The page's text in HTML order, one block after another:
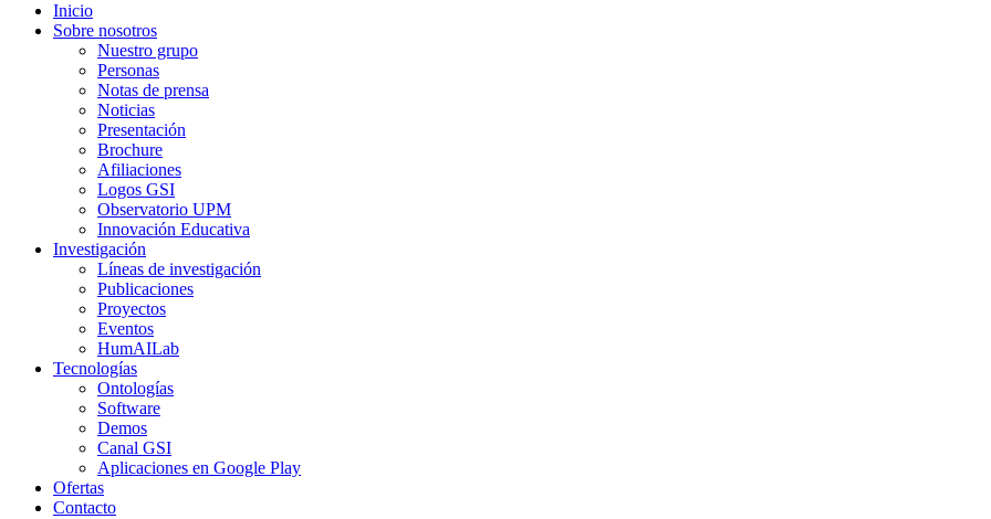
Inicio
Sobre nosotros
Nuestro grupo
Personas
Notas de prensa
Noticias
Presentación
Brochure
Afiliaciones
Logos GSI
Observatorio UPM
Innovación Educativa
Investigación
Líneas de investigación
Publicaciones
Proyectos
Eventos
HumAILab
Tecnologías
Ontologías
Software
Demos
Canal GSI
Aplicaciones en Google Play
Ofertas
Contacto